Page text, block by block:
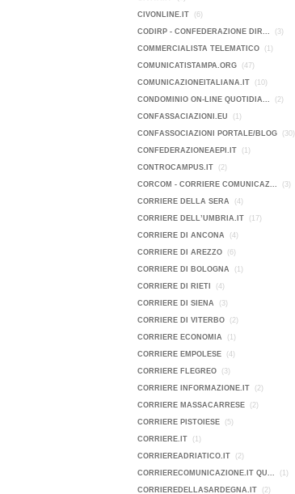
CIVONLINE.IT (6)
CODIRP - CONFEDERAZIONE DIR... (3)
COMMERCIALISTA TELEMATICO (1)
COMUNICATISTAMPA.ORG (47)
COMUNICAZIONEITALIANA.IT (10)
CONDOMINIO ON-LINE QUOTIDIA... (2)
CONFASSACIAZIONI.EU (1)
CONFASSOCIAZIONI PORTALE/BLOG (30)
CONFEDERAZIONEAEPI.IT (1)
CONTROCAMPUS.IT (2)
CORCOM - CORRIERE COMUNICAZ... (3)
CORRIERE DELLA SERA (4)
CORRIERE DELL’UMBRIA.IT (17)
CORRIERE DI ANCONA (4)
CORRIERE DI AREZZO (6)
CORRIERE DI BOLOGNA (1)
CORRIERE DI RIETI (4)
CORRIERE DI SIENA (3)
CORRIERE DI VITERBO (2)
CORRIERE ECONOMIA (1)
CORRIERE EMPOLESE (4)
CORRIERE FLEGREO (3)
CORRIERE INFORMAZIONE.IT (2)
CORRIERE MASSACARRESE (2)
CORRIERE PISTOIESE (5)
CORRIERE.IT (1)
CORRIEREADRIATICO.IT (2)
CORRIERECOMUNICAZIONE.IT QU... (1)
CORRIEREDELLASARDEGNA.IT (2)